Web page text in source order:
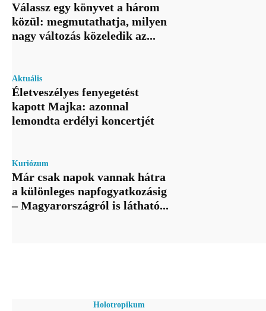
Válassz egy könyvet a három
közül: megmutathatja, milyen
nagy változás közeledik az...
Aktuális
Életveszélyes fenyegetést
kapott Majka: azonnal
lemondta erdélyi koncertjét
Kuriózum
Már csak napok vannak hátra
a különleges napfogyatkozásig
– Magyarországról is látható...
Holotropikum